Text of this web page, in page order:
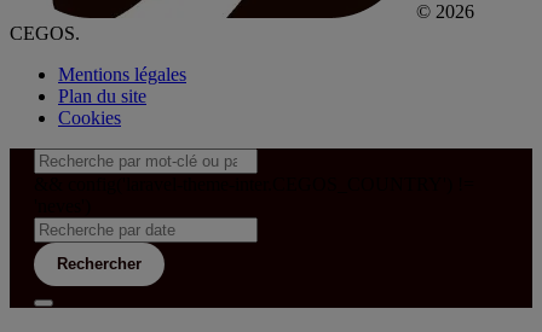
© 2026
CEGOS.
Mentions légales
Plan du site
Cookies
Rechercher